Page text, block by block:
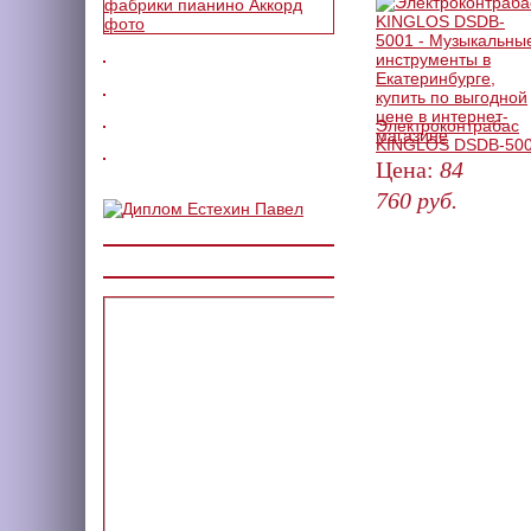
Электроконтрабас
KINGLOS DSDB-
Цена: 84
760 руб.